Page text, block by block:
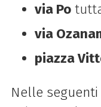
via Po
via
piazza
Nelle seguenti